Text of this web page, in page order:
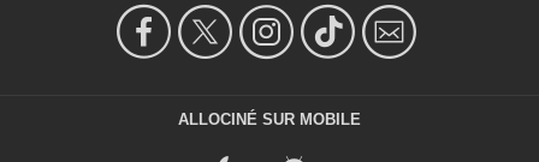
ALLOCINÉ SUR MOBILE